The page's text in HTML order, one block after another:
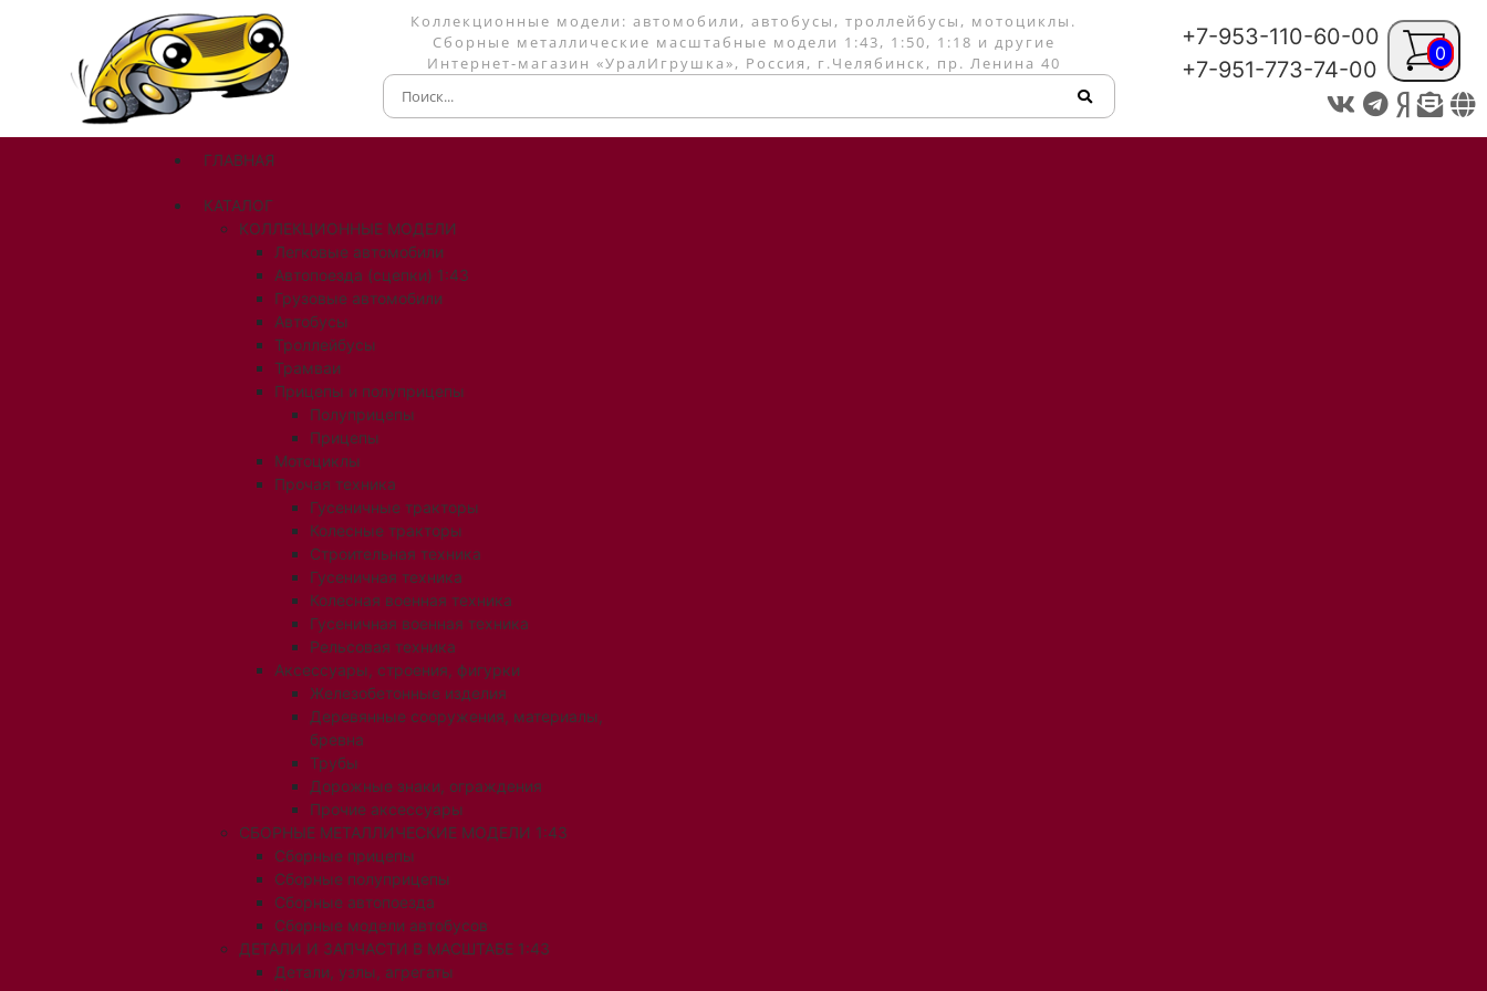
Коллекционные модели: автомобили, автобусы, троллейбусы, мотоциклы.
Сборные металлические масштабные модели 1:43, 1:50, 1:18 и другие
Интернет-магазин «УралИгрушка», Россия, г.Челябинск, пр. Ленина 40
+7-953-110-60-00
+7-951-773-74-00
ГЛАВНАЯ
КАТАЛОГ
КОЛЛЕКЦИОННЫЕ МОДЕЛИ
Легковые автомобили
Автопоезда (сцепки) 1:43
Грузовые автомобили
Автобусы
Троллейбусы
Трамваи
Прицепы и полуприцепы
Полуприцепы
Прицепы
Мотоциклы
Прочая техника
Гусеничные тракторы
Колесные тракторы
Строительная техника
Гусеничная техника
Колесная военная техника
Гусеничная военная техника
Рельсовая техника
Аксессуары, строения, фигурки
Железобетонные изделия
Деревянные сооружения, материалы,
бревна
Трубы
Дорожные знаки, ограждения
Прочие аксессуары
СБОРНЫЕ МЕТАЛЛИЧЕСКИЕ МОДЕЛИ 1:43
Сборные прицепы
Сборные полуприцепы
Сборные автопоезда
Сборные модели автобусов
ДЕТАЛИ И ЗАПЧАСТИ В МАСШТАБЕ 1:43
Детали, узлы, агрегаты
0